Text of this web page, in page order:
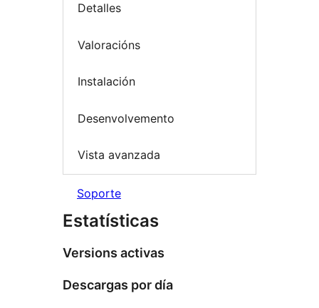
Detalles
Valoracións
Instalación
Desenvolvemento
Vista avanzada
Soporte
Estatísticas
Versions activas
Descargas por día